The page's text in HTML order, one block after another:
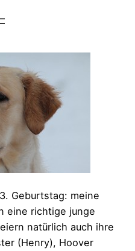
Geburtstag: meine
eine richtige junge
natürlich auch ihre
(Henry), Hoover